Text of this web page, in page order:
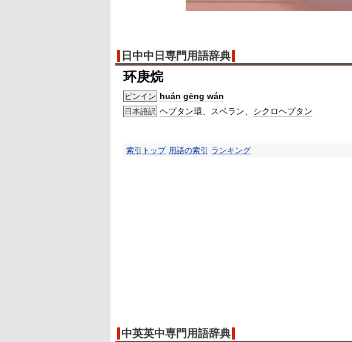
日中中日専門用語辞典
环庚烷
ピンイン huán gēng wán
日本語訳 ヘプタン環、スベラン、 シクロヘプタン
索引トップ 用語の索引 ランキング
中英英中専門用語辞典